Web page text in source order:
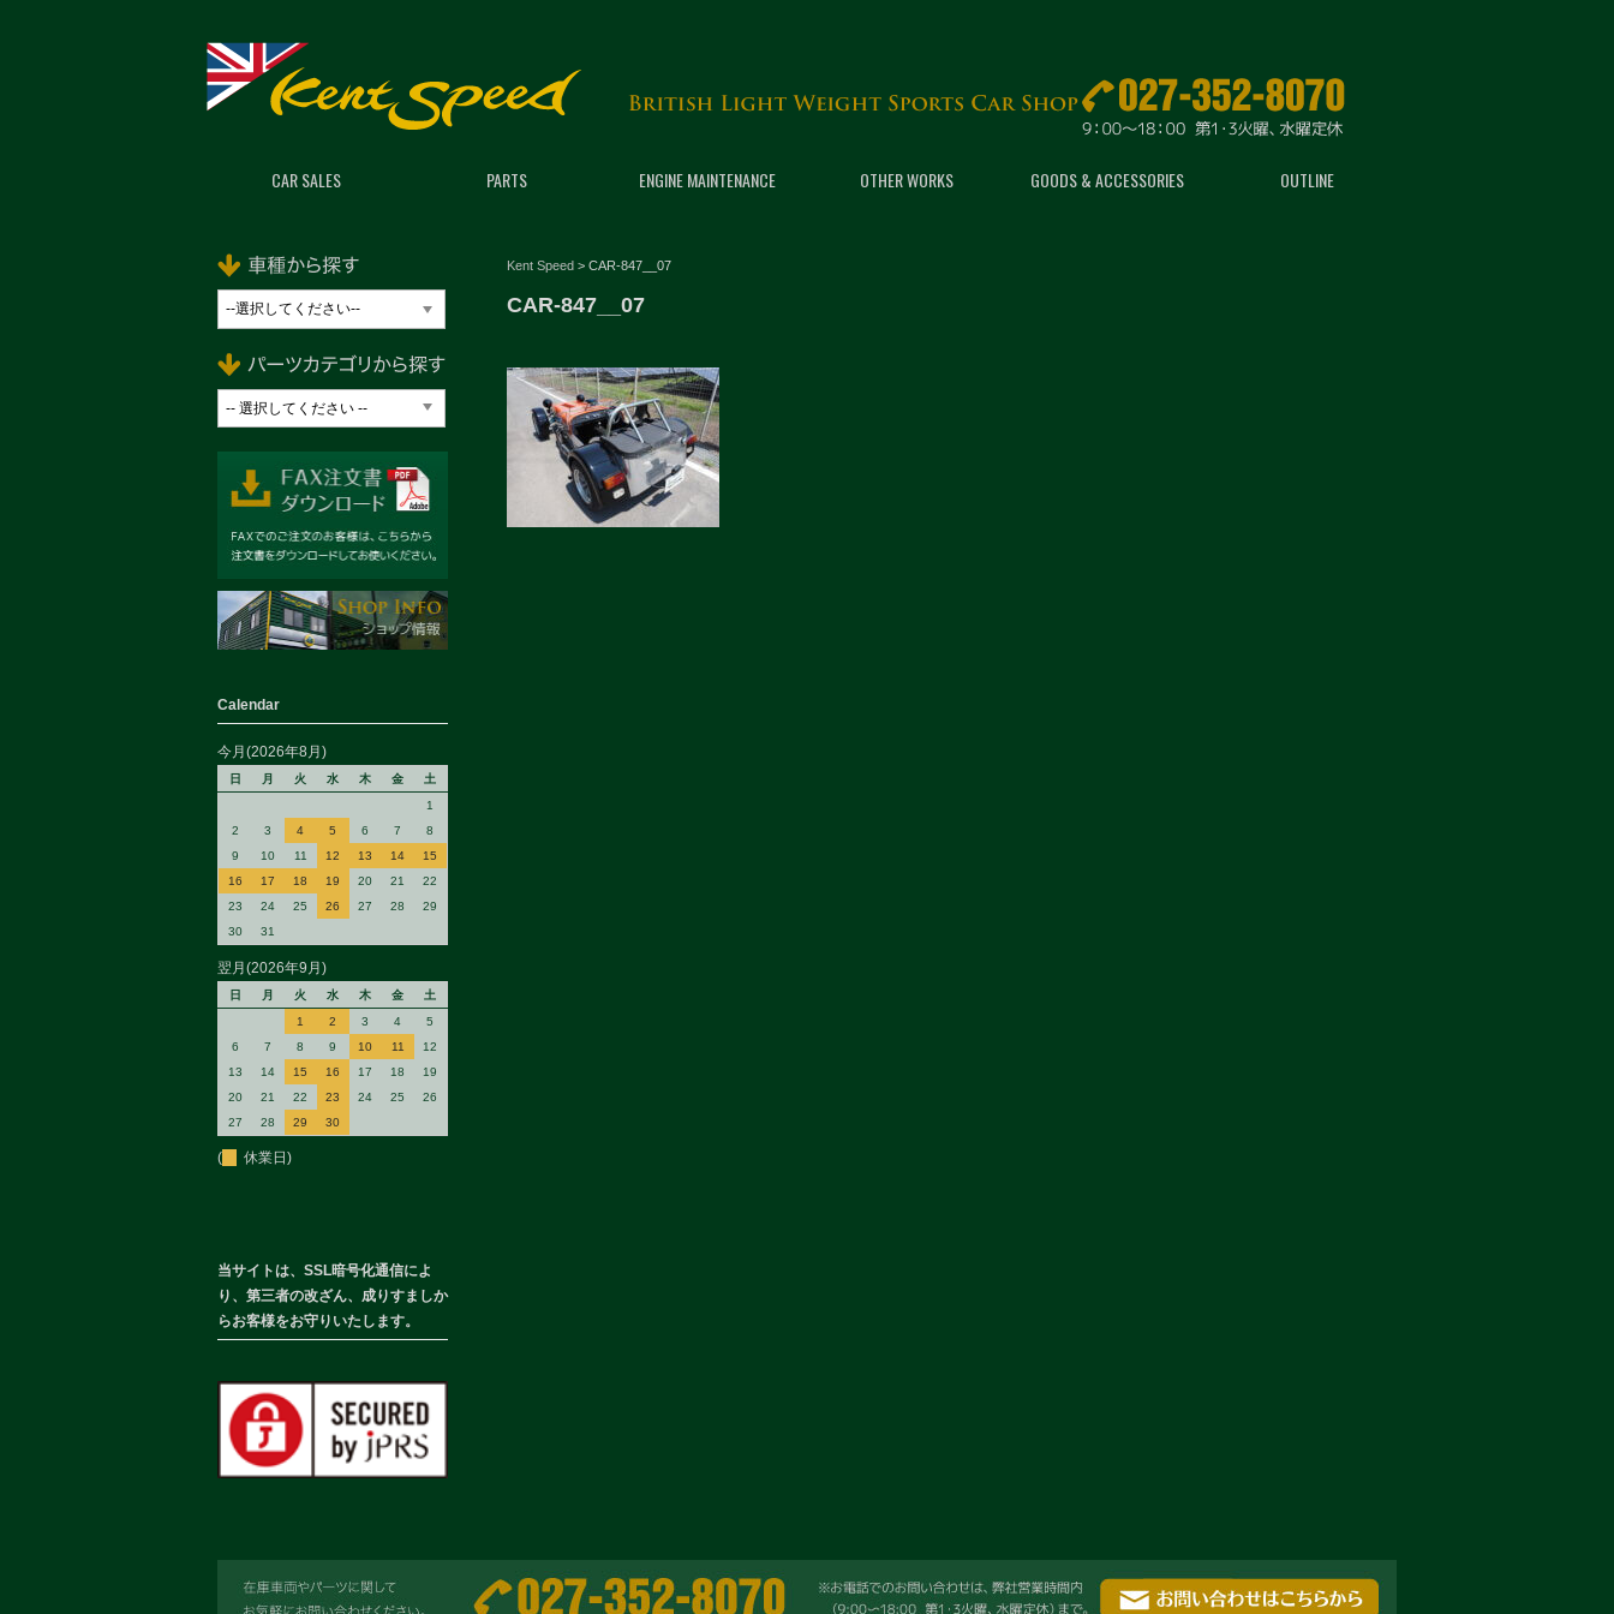
CAR SALES PARTS ENGINE MAINTENANCE OTHER WORKS GOODS & ACCESSORIES OUTLINE
Kent Speed > CAR-847__07
CAR-847__07
Calendar
今月(2026年8月)
日 月 火 水 木 金
土
1
2
3 4 5 6 7
8
9
10 11 12 13 14
15
16
17 18 19 20 21
22
23
24 25 26 27 28
29
30
31
翌月(2026年9月)
日 月 火 水 木 金
土
1
2 3 4
5
6
7 8 9 10 11
12
13
14 15 16 17 18
19
20
21 22 23 24 25
26
27
28 29 30
( 休業日)
当サイトは、SSL暗号化通信によ
り、第三者の改ざん、成りすましか
らお客様をお守りいたします。